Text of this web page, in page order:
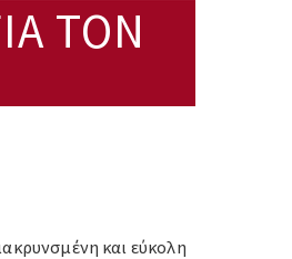
ΤΟΝ
και εύκολη